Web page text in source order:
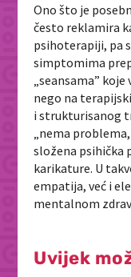
Ono što je
često reklamira
psihoterapiji, pa
simptomima
„seansama”
nego na
i strukturisanog
nema
složena psihička
karikature. U
empatija, već i
mentalnom
Uvijek